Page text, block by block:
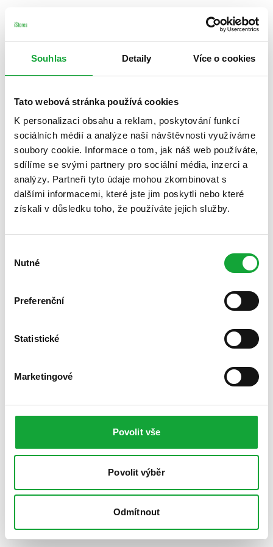
Souhlas Detaily Více o cookies
Tato webová stránka používá cookies
K personalizaci obsahu a reklam, poskytování funkcí
sociálních médií a analýze naší návštěvnosti využíváme
soubory cookie. Informace o tom, jak náš web používáte,
sdílíme se svými partnery pro sociální média, inzerci a
analýzy. Partneři tyto údaje mohou zkombinovat s
dalšími informacemi, které jste jim poskytli nebo které
získali v důsledku toho, že používáte jejich služby.
souhlasu
Nutné
Preferenční
Statistické
Marketingové
Povolit vše
Povolit výběr
Odmítnout